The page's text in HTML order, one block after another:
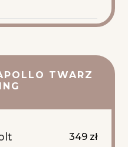
TWARZ
349 zł